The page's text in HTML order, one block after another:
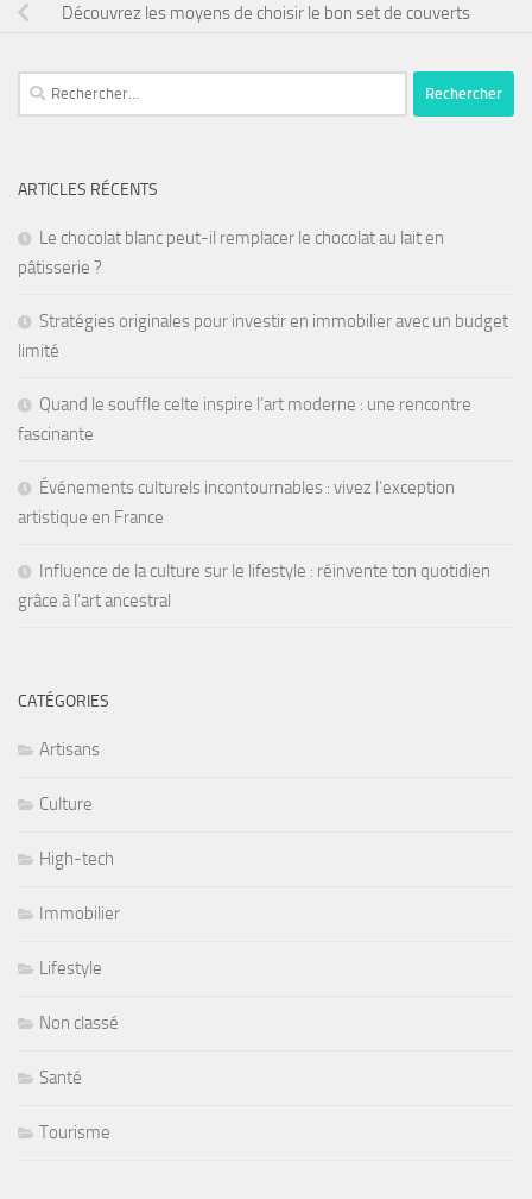
Découvrez les moyens de choisir le bon set de couverts
ARTICLES RÉCENTS
Le chocolat blanc peut-il remplacer le chocolat au lait en
pâtisserie ?
Stratégies originales pour investir en immobilier avec un budget
limité
Quand le souffle celte inspire l’art moderne : une rencontre
fascinante
Événements culturels incontournables : vivez l’exception
artistique en France
Influence de la culture sur le lifestyle : réinvente ton quotidien
grâce à l’art ancestral
CATÉGORIES
Artisans
Culture
High-tech
Immobilier
Lifestyle
Non classé
Santé
Tourisme